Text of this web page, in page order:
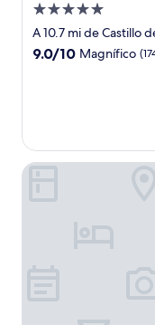
Propiedad
de
5.0
A 10.7 mi de Castillo
9.0
9.0/10 Magnífico
Hotel Whitman